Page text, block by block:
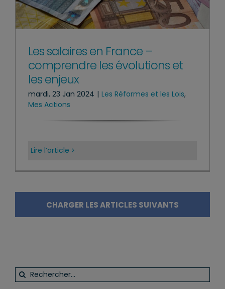
Les salaires en France –
comprendre les évolutions et
les enjeux
mardi, 23 Jan 2024 | Les Réformes et les Lois,
Mes Actions
Lire l’article
CHARGER LES ARTICLES SUIVANTS
Rechercher: